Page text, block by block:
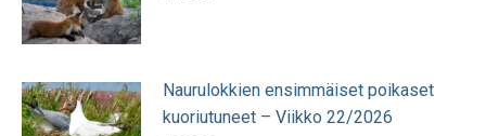
Naurulokkien ensimmäiset poikaset
kuoriutuneet – Viikko 22/2026